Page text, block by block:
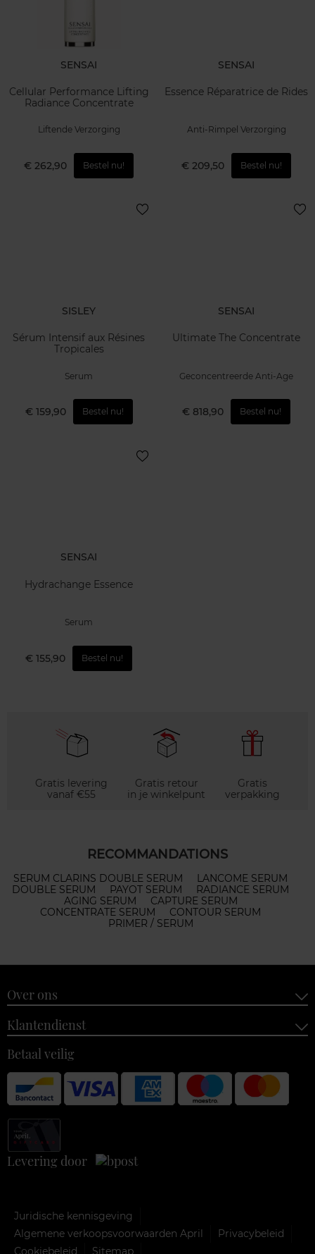
SENSAI
Cellular Performance Lifting
Radiance Concentrate
Liftende Verzorging
€ 262,90 Bestel nu!
SENSAI
Essence Réparatrice de Rides
Anti-Rimpel Verzorging
€ 209,50 Bestel nu!
SISLEY
Sérum Intensif aux Résines
Tropicales
Serum
€ 159,90 Bestel nu!
SENSAI
Ultimate The Concentrate
Geconcentreerde Anti-Age
€ 818,90 Bestel nu!
SENSAI
Hydrachange Essence
Serum
€ 155,90 Bestel nu!
Gratis levering
vanaf €55
Gratis retour
in je winkelpunt
Gratis
verpakking
RECOMMANDATIONS
SERUM CLARINS DOUBLE SERUM
LANCOME SERUM
DOUBLE SERUM
PAYOT SERUM
RADIANCE SERUM
AGING SERUM
CAPTURE SERUM
CONCENTRATE SERUM
CONTOUR SERUM
PRIMER / SERUM
Over ons
Klantendienst
Betaal veilig
Levering door
Juridische kennisgeving
Algemene verkoopsvoorwaarden April
Privacybeleid